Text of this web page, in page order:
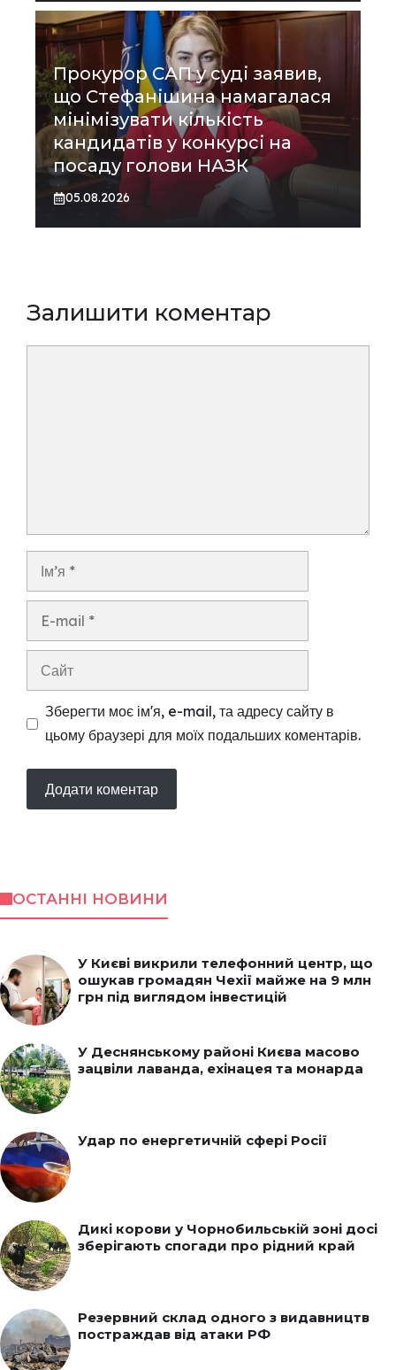
Прокурор САП у суді заявив,
що Стефанішина намагалася
мінімізувати кількість
кандидатів у конкурсі на
посаду голови НАЗК
05.08.2026
Залишити коментар
Ім’я
Сайт
Зберегти моє ім'я, e-mail, та адресу сайту в
цьому браузері для моїх подальших коментарів.
ОСТАННІ НОВИНИ
У Києві викрили телефонний центр, що
ошукав громадян Чехії майже на 9 млн
грн під виглядом інвестицій
У Деснянському районі Києва масово
зацвіли лаванда, ехінацея та монарда
Удар по енергетичній сфері Росії
Дикі корови у Чорнобильській зоні досі
зберігають спогади про рідний край
Резервний склад одного з видавництв
постраждав від атаки РФ